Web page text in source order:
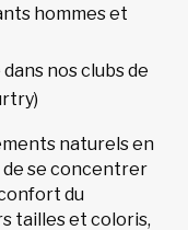
hommes et
nos clubs de
naturels en
se concentrer
du
tailles et coloris,